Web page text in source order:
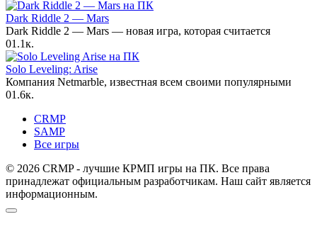
Dark Riddle 2 — Mars
Dark Riddle 2 — Mars — новая игра, которая считается
01.1к.
Solo Leveling: Arise
Компания Netmarble, известная всем своими популярными
01.6к.
CRMP
SAMP
Все игры
© 2026 CRMP - лучшие КРМП игры на ПК. Все права
принадлежат официальным разработчикам. Наш сайт является
информационным.